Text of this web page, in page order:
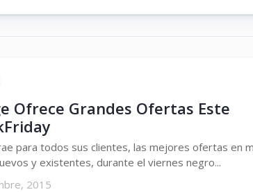
Ofrece Grandes Ofertas Este
para todos sus clientes, las mejores ofertas en
y existentes, durante el viernes negro...
2015